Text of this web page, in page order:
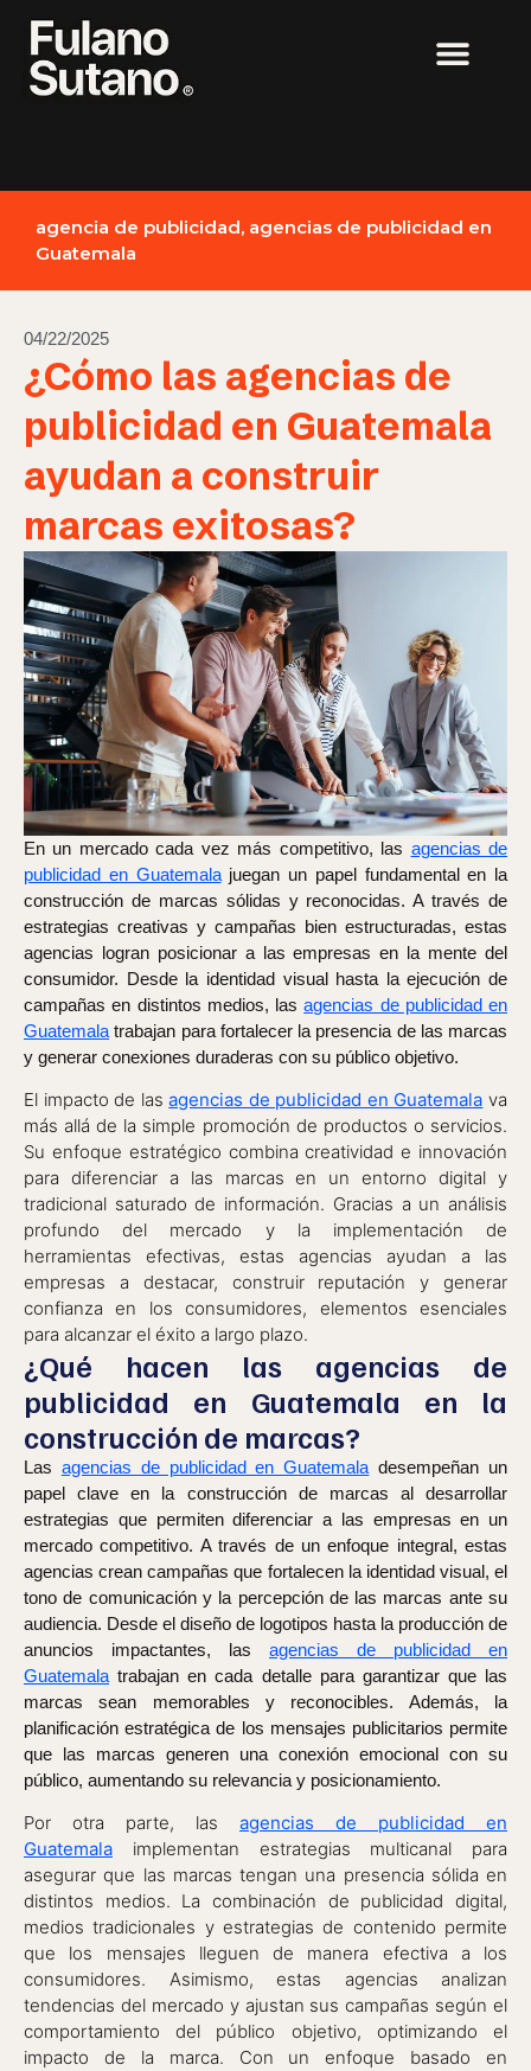
agencia de publicidad, agencias de publicidad en
Guatemala
04/22/2025
¿Cómo las agencias de
publicidad en Guatemala
ayudan a construir
marcas exitosas?
En un mercado cada vez más competitivo, las agencias de
publicidad en Guatemalajuegan un papel fundamental en la
construcción de marcas sólidas y reconocidas. A través de
estrategias creativas y campañas bien estructuradas, estas
agencias logran posicionar a las empresas en la mente del
consumidor. Desde la identidad visual hasta la ejecución de
campañas en distintos medios, lasagencias de publicidad en
Guatemala trabajan para fortalecer la presencia de las marcas
y generar conexiones duraderas con su público objetivo.
El impacto de lasagencias de publicidad en Guatemala va
más allá de la simple promoción de productos o servicios.
Su enfoque estratégico combina creatividad e innovación
para diferenciar a las marcas en un entorno digital y
tradicional saturado de información. Gracias a un análisis
profundo del mercado y la implementación de
herramientas efectivas, estas agencias ayudan a las
empresas a destacar, construir reputación y generar
confianza en los consumidores, elementos esenciales
para alcanzar el éxito a largo plazo.
¿Qué hacen las agencias de
publicidad en Guatemala en la
construcción de marcas?
Las agencias de publicidad en Guatemala desempeñan un
papel clave en la construcción de marcas al desarrollar
estrategias que permiten diferenciar a las empresas en un
mercado competitivo. A través de un enfoque integral, estas
agencias crean campañas que fortalecen la identidad visual, el
tono de comunicación y la percepción de las marcas ante su
audiencia. Desde el diseño de logotipos hasta la producción de
anuncios impactantes, las agencias de publicidad en
Guatemala trabajan en cada detalle para garantizar que las
marcas sean memorables y reconocibles. Además, la
planificación estratégica de los mensajes publicitarios permite
que las marcas generen una conexión emocional con su
público, aumentando su relevancia y posicionamiento.
Por otra parte, las agencias de publicidad en
Guatemala implementan estrategias multicanal para
asegurar que las marcas tengan una presencia sólida en
distintos medios. La combinación de publicidad digital,
medios tradicionales y estrategias de contenido permite
que los mensajes lleguen de manera efectiva a los
consumidores. Asimismo, estas agencias analizan
tendencias del mercado y ajustan sus campañas según el
comportamiento del público objetivo, optimizando el
impacto de la marca. Con un enfoque basado en